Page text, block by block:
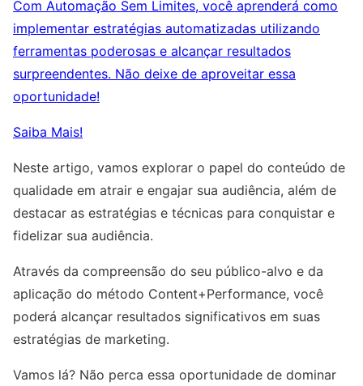
Com Automação Sem Limites, você aprenderá como
implementar estratégias automatizadas utilizando
ferramentas poderosas e alcançar resultados
surpreendentes. Não deixe de aproveitar essa
oportunidade!
Saiba Mais!
Neste artigo, vamos explorar o papel do conteúdo de
qualidade em atrair e engajar sua audiência, além de
destacar as estratégias e técnicas para conquistar e
fidelizar sua audiência.
Através da compreensão do seu público-alvo e da
aplicação do método Content+Performance, você
poderá alcançar resultados significativos em suas
estratégias de marketing.
Vamos lá? Não perca essa oportunidade de dominar